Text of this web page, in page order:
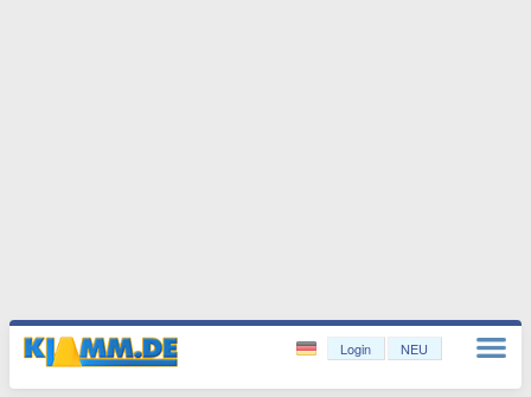
Login NEU